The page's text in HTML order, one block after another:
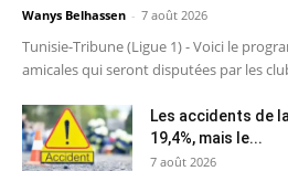
Wanys Belhassen - 7 août 2026
Tunisie-Tribune (Ligue 1) - Voici le
amicales qui seront disputées par les
Les accidents de
19,4%, mais le...
7 août 2026